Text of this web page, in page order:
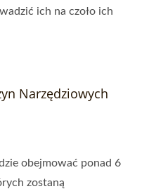
ich na czoło ich
Narzędziowych
obejmować ponad 6
zostaną